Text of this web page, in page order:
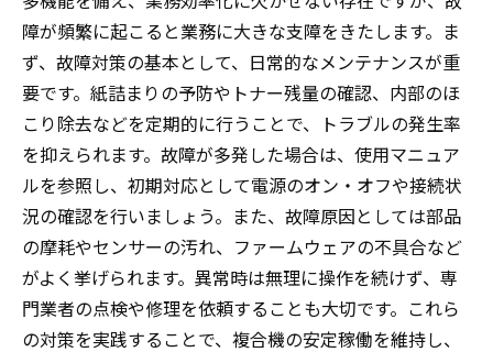
障が頻繁に起こると業務に大きな支障をきたします。ま
ず、故障対策の基本として、日常的なメンテナンスが重
要です。紙詰まりの予防やトナー残量の確認、内部のほ
こり除去などを定期的に行うことで、トラブルの発生率
を抑えられます。故障が多発した場合は、使用マニュア
ルを参照し、初期対応として電源のオン・オフや接続状
況の確認を行いましょう。また、故障原因としては部品
の摩耗やセンサーの汚れ、ファームウェアの不具合など
がよく挙げられます。異常時は無理に操作を続けず、専
門業者の点検や修理を依頼することも大切です。これら
の対策を実践することで、複合機の安定稼働を維持し、